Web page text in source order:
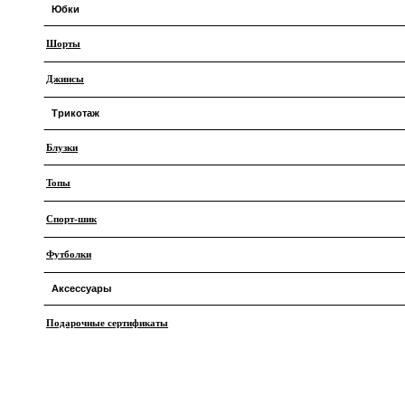
Юбки
Кожаные
Офисные
Миди
Макси
Шорты
Джинсы
Трикотаж
Лонгсливы
Короткий рукав
Блузки
Топы
Спорт-шик
Футболки
Аксессуары
Шарфы и шапки
Подарочные сертификаты